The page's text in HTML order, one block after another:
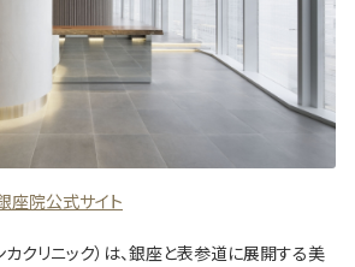
座院公式サイト
クリニック）は、銀座と表参道に展開する美